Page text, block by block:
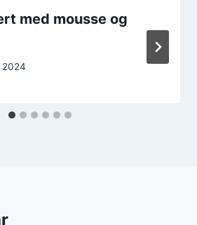
med mousse og
2024